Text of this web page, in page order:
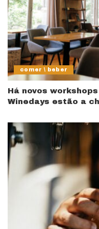
comer \ beber
Há novos
Winedays estão a